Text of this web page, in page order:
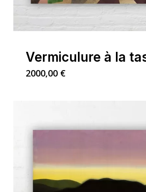
Vermiculure à la
2000,00 €